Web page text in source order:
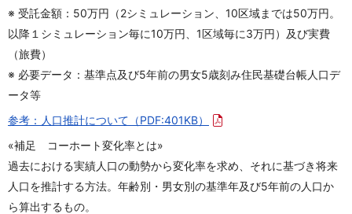
※ 受託金額：50万円（2シミュレーション、10区域までは50万円。
以降１シミュレーション毎に10万円、1区域毎に3万円）及び実費
（旅費）
※ 必要データ：基準点及び5年前の男女5歳刻み住民基礎台帳人口デ
ータ等
参考：人口推計について （PDF:401KB）
«補足 コーホート変化率とは»
過去における実績人口の動勢から変化率を求め、それに基づき将来
人口を推計する方法。年齢別・男女別の基準年及び5年前の人口か
ら算出するもの。